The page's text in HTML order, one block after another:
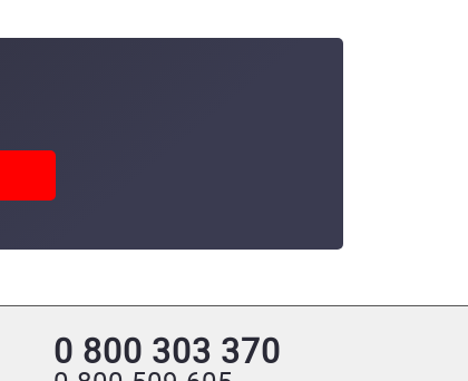
0 800 303 370